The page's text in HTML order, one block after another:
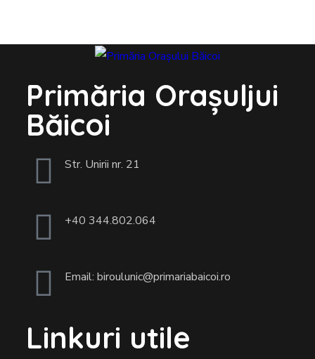
Primăria Orașuljui
Băicoi
Str. Unirii nr. 21
+40 344.802.064
Email: biroulunic@primariabaicoi.ro
Linkuri utile